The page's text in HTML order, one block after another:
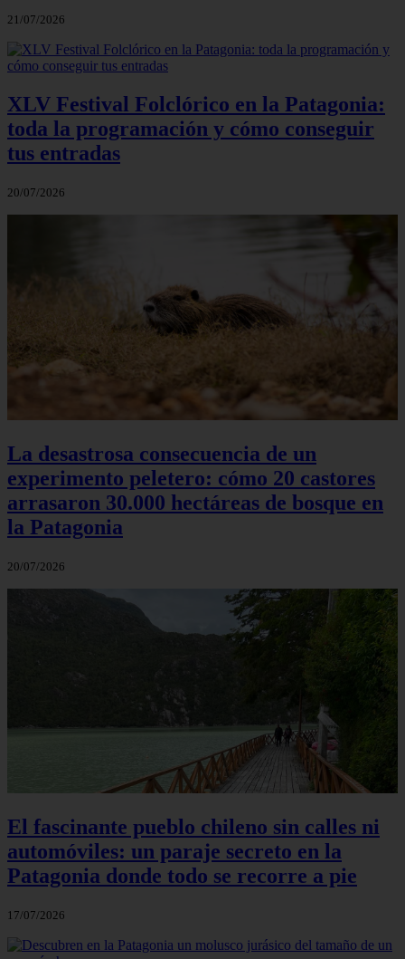
21/07/2026
XLV Festival Folclórico en la Patagonia:
toda la programación y cómo conseguir
tus entradas
20/07/2026
La desastrosa consecuencia de un
experimento peletero: cómo 20 castores
arrasaron 30.000 hectáreas de bosque en
la Patagonia
20/07/2026
El fascinante pueblo chileno sin calles ni
automóviles: un paraje secreto en la
Patagonia donde todo se recorre a pie
17/07/2026